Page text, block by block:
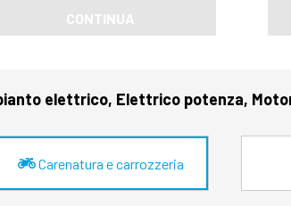
CONTINUA
elettrico, Elettrico potenza,
Carenatura e carrozzeria